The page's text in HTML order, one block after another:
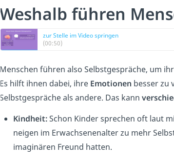
Weshalb führen
zur Stelle im Video springen
(00:50)
Menschen führen also Selbstgespräche, um
Es hilft ihnen dabei, ihre Emotionen besser zu
Selbstgespräche als andere. Das kann
Kindheit:Schon Kinder sprechen oft laut
neigen im Erwachsenenalter zu mehr
imaginären Freund hatten.